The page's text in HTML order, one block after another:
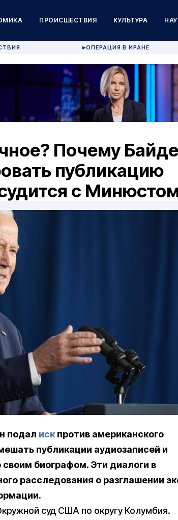
ПРОИСШЕСТВИЯ КУЛЬТУРА
▶ОПЕРАЦИЯ В ИРАНЕ
Почему
публикацию
с
подал искпротив американского
публикации аудиозаписей и
биографом. Эти диалоги в
расследования о разглашении
суд США по округу Колумбия.